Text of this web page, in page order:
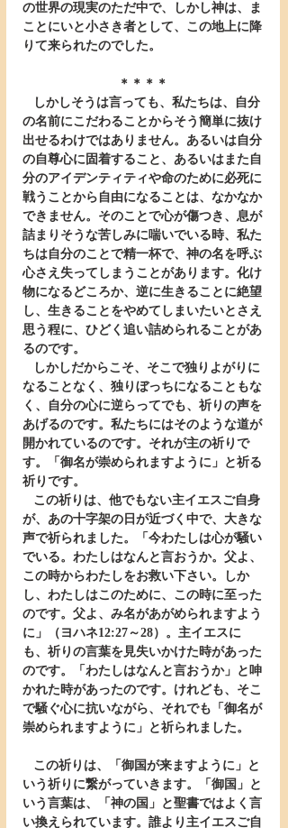
の世界の現実のただ中で、しかし神は、ま
ことにいと小さき者として、この地上に降
りて来られたのでした。
＊＊＊＊
の名前にこだわることからそう簡単に抜け
出せるわけではありません。あるいは自分
の自尊心に固着すること、あるいはまた自
分のアイデンティティや命のために必死に
戦うことから自由になることは、なかなか
できません。そのことで心が傷つき、息が
詰まりそうな苦しみに喘いでいる時、私た
ちは自分のことで精一杯で、神の名を呼ぶ
心さえ失ってしまうことがあります。化け
物になるどころか、逆に生きることに絶望
し、生きることをやめてしまいたいとさえ
思う程に、ひどく追い詰められることがあ
るのです。
なることなく、独りぼっちになることもな
く、自分の心に逆らってでも、祈りの声を
あげるのです。私たちにはそのような道が
開かれているのです。それが主の祈りで
す。「御名が崇められますように」と祈る
祈りです。
が、あの十字架の日が近づく中で、大きな
声で祈られました。「今わたしは心が騒い
でいる。わたしはなんと言おうか。父よ、
この時からわたしをお救い下さい。しか
し、わたしはこのために、この時に至った
のです。父よ、み名があがめられますよう
に」（ヨハネ12:27～28）。主イエスに
も、祈りの言葉を見失いかけた時があった
のです。「わたしはなんと言おうか」と呻
かれた時があったのです。けれども、そこ
で騒ぐ心に抗いながら、それでも「御名が
崇められますように」と祈られました。
いう祈りに繋がっていきます。「御国」と
いう言葉は、「神の国」と聖書ではよく言
い換えられています。誰より主イエスご自